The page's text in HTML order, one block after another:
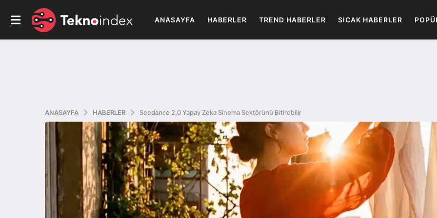
ANASAYFA HABERLER TREND HABERLER SICAK HABERLER
ANASAYFA HABERLER Seedance 2.0 Yapay Zeka Sinema Sektörünü Bitirebilir